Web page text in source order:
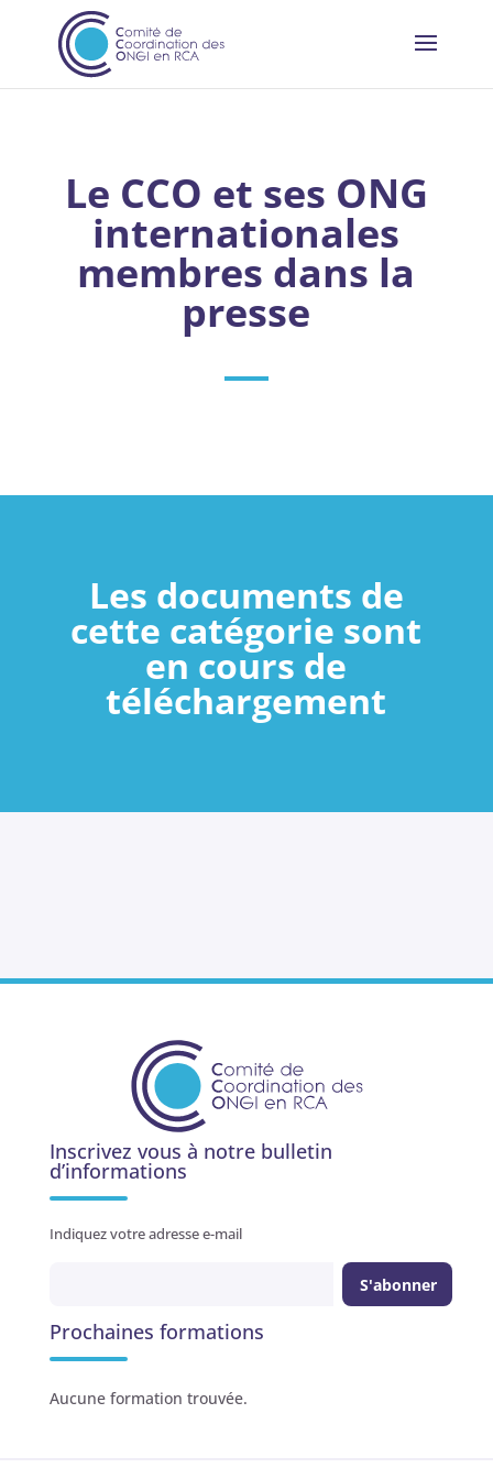
Le CCO et ses ONG
internationales
membres dans la
presse
Les documents de
cette catégorie sont
en cours de
téléchargement
Inscrivez vous à notre bulletin
d’informations
Indiquez votre adresse e-mail
Prochaines formations
Aucune formation trouvée.